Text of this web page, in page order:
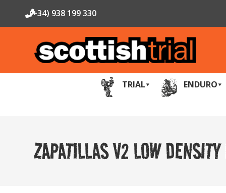
(+34) 938 199 330
TRIAL ENDURO
ZAPATILLAS V2 LOW